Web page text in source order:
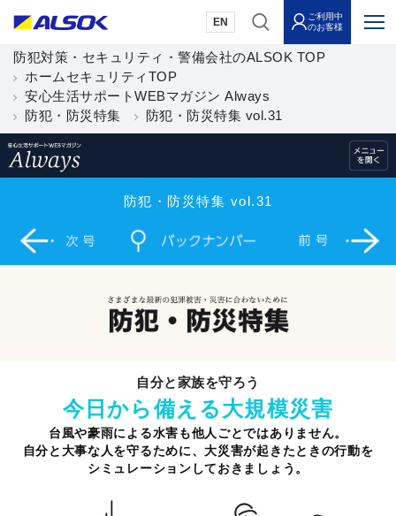
EN
ご利用中
のお客様
防犯対策・セキュリティ・警備会社のALSOK TOP
ホームセキュリティTOP
安心生活サポートWEBマガジン Always
防犯・防災特集
防犯・防災特集 vol.31
防犯・防災特集 vol.31
自分と家族を守ろう
今日から備える大規模災害
台風や豪雨による水害も他人ごとではありません。
自分と大事な人を守るために、大災害が起きたときの行動を
シミュレーションしておきましょう。